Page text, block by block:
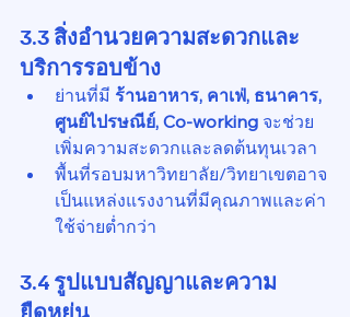
3.3 สิ่งอำนวยความสะดวกและ
บริการรอบข้าง
ย่านที่มี ร้านอาหาร, คาเฟ่, ธนาคาร,
ศูนย์ไปรษณีย์, Co-working จะช่วย
เพิ่มความสะดวกและลดต้นทุนเวลา
พื้นที่รอบมหาวิทยาลัย/วิทยาเขตอาจ
เป็นแหล่งแรงงานที่มีคุณภาพและค่า
ใช้จ่ายต่ำกว่า
3.4 รูปแบบสัญญาและความ